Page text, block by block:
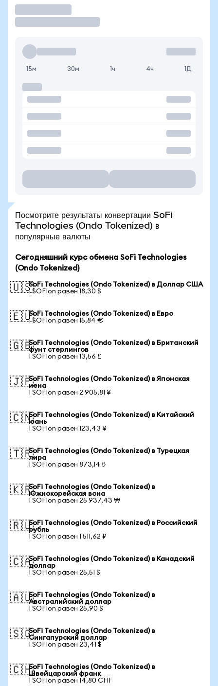
15м 30м 1ч 4ч 1Д
Посмотрите результаты конвертации SoFi
Technologies (Ondo Tokenized) в
популярные валюты
Сегодняшний курс обмена SoFi Technologies
(Ondo Tokenized)
🇺🇸SoFi Technologies (Ondo Tokenized) в Доллар США
1 SOFIon равен 18,30 $
🇪🇺SoFi Technologies (Ondo Tokenized) в Евро
1 SOFIon равен 15,84 €
🇬🇧SoFi Technologies (Ondo Tokenized) в Британский
фунт стерлингов
1 SOFIon равен 13,56 £
🇯🇵SoFi Technologies (Ondo Tokenized) в Японская
иена
1 SOFIon равен 2 905,81 ¥
🇨🇳SoFi Technologies (Ondo Tokenized) в Китайский
юань
1 SOFIon равен 123,43 ¥
🇹🇷SoFi Technologies (Ondo Tokenized) в Турецкая
лира
1 SOFIon равен 873,14 ₺
🇰🇷SoFi Technologies (Ondo Tokenized) в
Южнокорейская вона
1 SOFIon равен 25 937,43 ₩
🇷🇺SoFi Technologies (Ondo Tokenized) в Российский
рубль
1 SOFIon равен 1 511,62 ₽
🇨🇦SoFi Technologies (Ondo Tokenized) в Канадский
доллар
1 SOFIon равен 25,51 $
🇦🇺SoFi Technologies (Ondo Tokenized) в
Австралийский доллар
1 SOFIon равен 25,90 $
🇸🇬SoFi Technologies (Ondo Tokenized) в
Сингапурский доллар
1 SOFIon равен 23,41 $
🇨🇭SoFi Technologies (Ondo Tokenized) в
Швейцарский франк
1 SOFIon равен 14,80 CHF